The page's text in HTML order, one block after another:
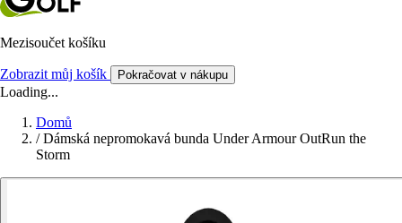
Mezisoučet košíku
Zobrazit můj košík Pokračovat v nákupu
Loading...
Domů
/ Dámská nepromokavá bunda Under Armour OutRun the
Storm